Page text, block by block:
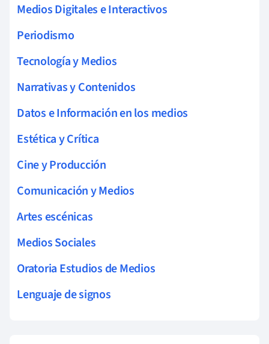
Medios Digitales e Interactivos
Periodismo
Tecnología y Medios
Narrativas y Contenidos
Datos e Información en los medios
Estética y Crítica
Cine y Producción
Comunicación y Medios
Artes escénicas
Medios Sociales
Oratoria Estudios de Medios
Lenguaje de signos